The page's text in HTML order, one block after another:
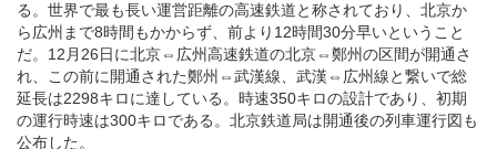
る。世界で最も長い運営距離の高速鉄道と称されており、北京か
ら広州まで8時間もかからず、前より12時間30分早いということ
だ。12月26日に北京⇔広州高速鉄道の北京⇔鄭州の区間が開通さ
れ、この前に開通された鄭州⇔武漢線、武漢⇔広州線と繋いで総
延長は2298キロに達している。時速350キロの設計であり、初期
の運行時速は300キロである。北京鉄道局は開通後の列車運行図も
公布した。